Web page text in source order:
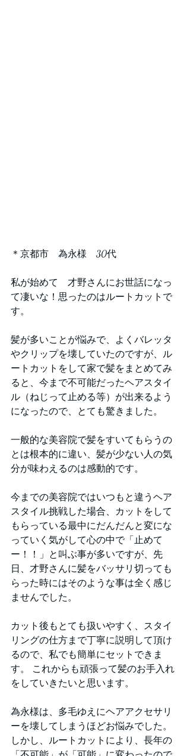
＊京都市　為永様　30代
私が始めて　才野さんにお世話になっ
て凄いな！思ったのはルートカットで
す。
髪が多いことが悩みで、よくバレッタ
やクリップを壊していたのですが、ル
ートカットをして家で髪をまとめてみ
ると、今まで不可能だったヘアスタイ
ル（ねじって止める等）が出来るよう
になったので、とても驚きました。
一般的な美容院で髪をすいてもらうの
とは根本的に違い、髪が少ない人の気
分が味わえるのは感動的です。
今までの美容院ではいつもと違うヘア
スタイル挑戦した場合、カットをして
もらっている最中にだんだんと変にな
っていく気がして心の中で「止めて
ー！！」と叫ぶ事が多いですが、先
日、才野さんに髪をバッサリ切っても
らった時にはそのような事は全く感じ
ませんでした。
カット後もとても扱いやすく、スタイ
リングの仕方まで丁寧に説明して頂け
るので、私でも簡単にセットできま
す。 これからも頑張って髪のお手入れ
をしていきたいと思います。
為永様は、多毛ゆえにヘアアクセサリ
ーを壊してしまうほどお悩みでした。
しかし、ルートカットにより、長年の